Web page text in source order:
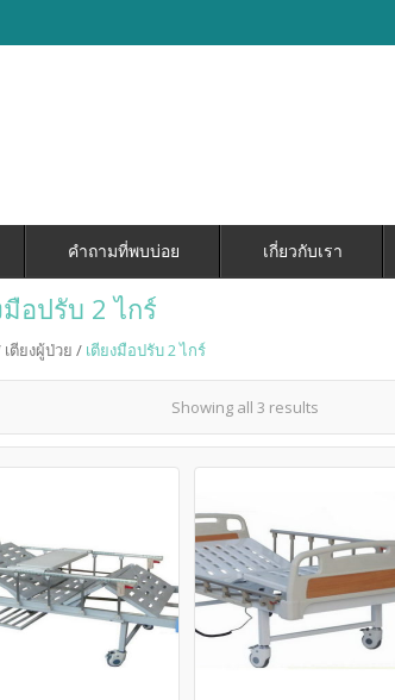
คำถามที่พบบ่อย เกี่ยวกับเรา
มือปรับ 2 ไกร์
เตียงผู้ป่วย / เตียงมือปรับ 2 ไกร์
Showing all 3 results